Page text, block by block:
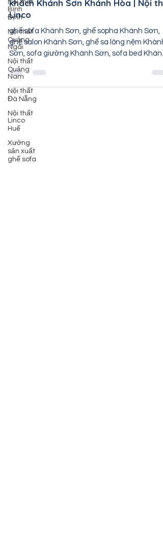
Nội thất
Bình
Định
Nội thất
Quảng
Ngãi
Nội thất
Quảng
Nam
Nội thất
Đà Nẵng
Nội thất
Linco
Huế
Xưởng
sản xuất
ghế sofa
Ghế sofa Khánh Sơn | Sofa phòng
khách Khánh Sơn Khánh Hòa | Nội
Linco
ghế sofa Khánh Sơn, ghế sopha Khánh Sơn,
ghế salon Khánh Sơn, ghế sa lông nệm Khánh
Sơn, sofa giường Khánh Sơn, sofa bed Khánh